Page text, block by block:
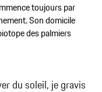
toujours par
Son domicile
des palmiers
du soleil, je gravis